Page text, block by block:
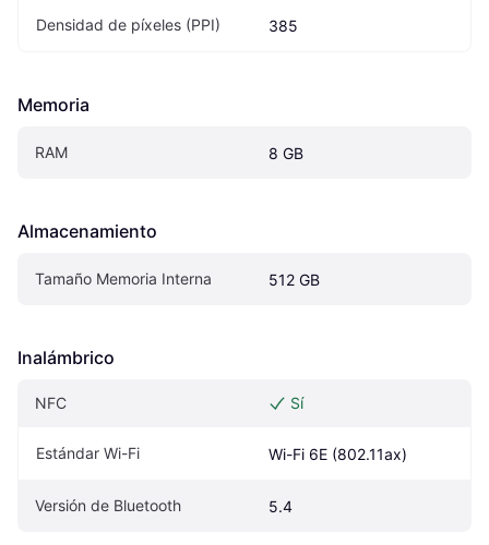
Densidad de píxeles (PPI) 385
Memoria
RAM 8 GB
Almacenamiento
Tamaño Memoria Interna 512 GB
Inalámbrico
NFC Sí
Estándar Wi-Fi Wi-Fi 6E (802.11ax)
Versión de Bluetooth 5.4